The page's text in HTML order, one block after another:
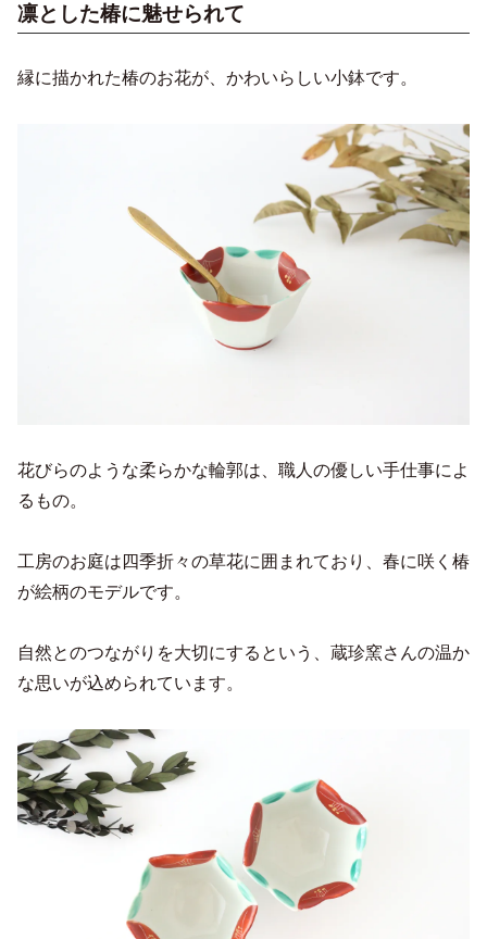
凛とした椿に魅せられて
縁に描かれた椿のお花が、かわいらしい小鉢です。
花びらのような柔らかな輪郭は、職人の優しい手仕事によ
るもの。
工房のお庭は四季折々の草花に囲まれており、春に咲く椿
が絵柄のモデルです。
自然とのつながりを大切にするという、蔵珍窯さんの温か
な思いが込められています。